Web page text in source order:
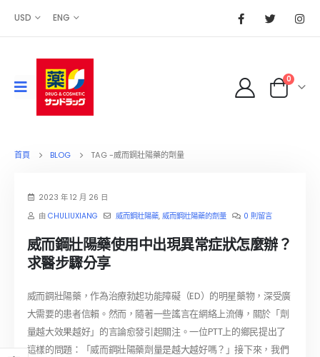
USD ENG
0
首頁 BLOG TAG -威而鋼壯陽藥的劑量
2023 年 12 月 26 日
由CHULIUXIANG 威而鋼壯陽藥, 威而鋼壯陽藥的劑量 0 則留言
威而鋼壯陽藥使用中出現異常症狀怎麼辦？
求醫步驟分享
威而鋼壯陽藥，作為治療勃起功能障礙（ED）的明星藥物，深受廣
大需要的患者信賴。然而，隨著一些謠言在網絡上流傳，關於「劑
量越大效果越好」的言論愈發引起關注。一位PTT上的鄉民提出了
這樣的問題：「威而鋼壯陽藥劑量是越大越好嗎？」接下來，我們